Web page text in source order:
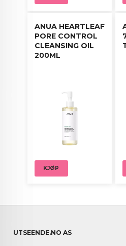
ANUA HEARTLEAF
PORE CONTROL
CLEANSING OIL
200ML
KJØP
UTSEENDE.NO AS